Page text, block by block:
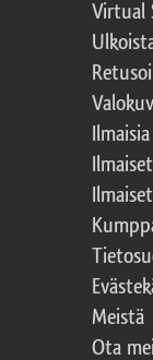
Virtual
Meistä
Ota